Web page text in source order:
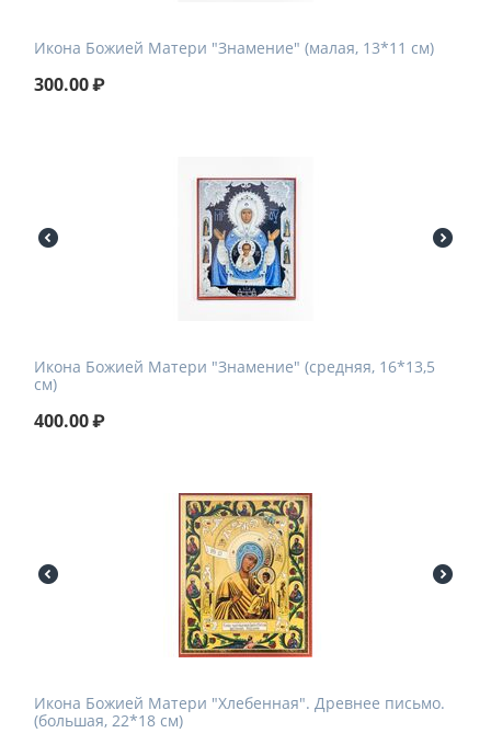
Икона Божией Матери "Знамение" (малая, 13*11 см)
300.00₽
Икона Божией Матери "Знамение" (средняя, 16*13,5
см)
400.00₽
Икона Божией Матери "Хлебенная". Древнее письмо.
(большая, 22*18 см)